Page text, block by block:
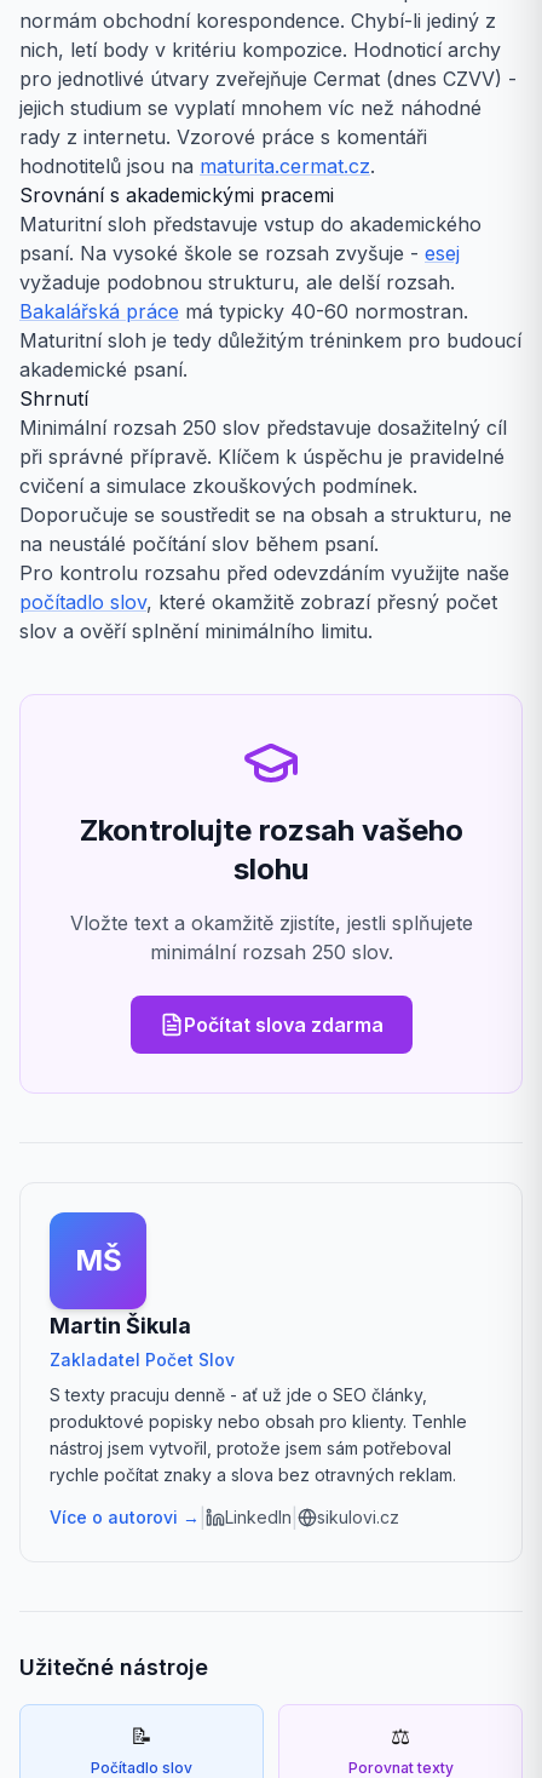
normám obchodní korespondence. Chybí-li jediný z
nich, letí body v kritériu kompozice. Hodnoticí archy
pro jednotlivé útvary zveřejňuje Cermat (dnes CZVV) -
jejich studium se vyplatí mnohem víc než náhodné
rady z internetu. Vzorové práce s komentáři
hodnotitelů jsou na maturita.cermat.cz.
Srovnání s akademickými pracemi
Maturitní sloh představuje vstup do akademického
psaní. Na vysoké škole se rozsah zvyšuje - esej
vyžaduje podobnou strukturu, ale delší rozsah.
Bakalářská práce má typicky 40-60 normostran.
Maturitní sloh je tedy důležitým tréninkem pro budoucí
akademické psaní.
Shrnutí
Minimální rozsah 250 slov představuje dosažitelný cíl
při správné přípravě. Klíčem k úspěchu je pravidelné
cvičení a simulace zkouškových podmínek.
Doporučuje se soustředit se na obsah a strukturu, ne
na neustálé počítání slov během psaní.
Pro kontrolu rozsahu před odevzdáním využijte naše
počítadlo slov, které okamžitě zobrazí přesný počet
slov a ověří splnění minimálního limitu.
Zkontrolujte rozsah vašeho
slohu
Vložte text a okamžitě zjistíte, jestli splňujete
minimální rozsah 250 slov.
Počítat slova zdarma
MŠ
Martin Šikula
Zakladatel Počet Slov
S texty pracuju denně - ať už jde o SEO články,
produktové popisky nebo obsah pro klienty. Tenhle
nástroj jsem vytvořil, protože jsem sám potřeboval
rychle počítat znaky a slova bez otravných reklam.
Více o autorovi → LinkedIn sikulovi.cz
Užitečné nástroje
📝
Počítadlo slov
⚖️
Porovnat texty